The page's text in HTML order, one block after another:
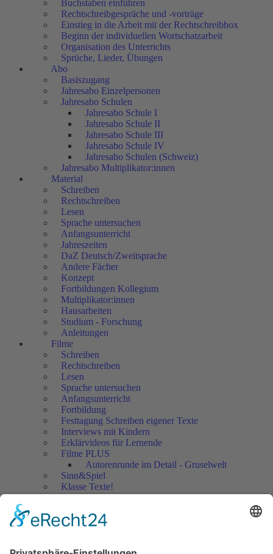
Buchstaben einführen
Rechtschreibgespräche und -vorträge
Einstieg in die Arbeit mit der Rechtschreibbox
Beginn der individuellen Wortschatzarbeit
Organisation des Unterrichts
Sprüche, Lieder, Übungen
Abo
Basiszugang
Jahresabo Einzelpersonen
Jahresabo Schulen
Jahresabo Schule I
Jahresabo Schule II
Jahresabo Schule III
Jahresabo Schule IV
Jahresabo Schulen (Schweiz)
Jahresabo Multiplikator:innen
Material
Schreiben
Rechtschreiben
Lesen
Sprache untersuchen
Anfangsunterricht
Jahreszeiten
DaZ Deutsch/Zweitsprache
Andere Fächer
Konzept
Fortbildungen Kollegium
Multiplikator:innen
Hausarbeiten
Studium - Forschung
Anleitungen
Filme
Schreiben
Rechtschreiben
Lesen
Sprache untersuchen
Anfangsunterricht
Fortbildung
Festtagung Schreiben eigener Texte
Interviews mit Kindern
Erklärvideos für Lernende
Filme PLUS
Autorenrunde im Detail - Gruselwelt
Sinn&Spiel
Klasse Texte!
Filmausschnitte Grundschule
Jedes Kind wertschätzen!